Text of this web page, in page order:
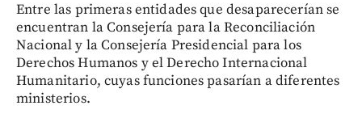
Entre las primeras entidades que desaparecerían se
encuentran la Consejería para la Reconciliación
Nacional y la Consejería Presidencial para los
Derechos Humanos y el Derecho Internacional
Humanitario, cuyas funciones pasarían a diferentes
ministerios.